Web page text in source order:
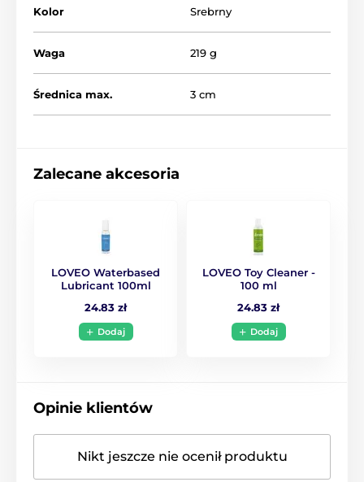
Kolor Srebrny
Waga 219 g
Średnica max. 3 cm
Zalecane akcesoria
LOVEO Waterbased
Lubricant 100ml
24.83 zł
Dodaj
LOVEO Toy Cleaner -
100 ml
24.83 zł
Dodaj
Opinie klientów
Nikt jeszcze nie ocenił produktu